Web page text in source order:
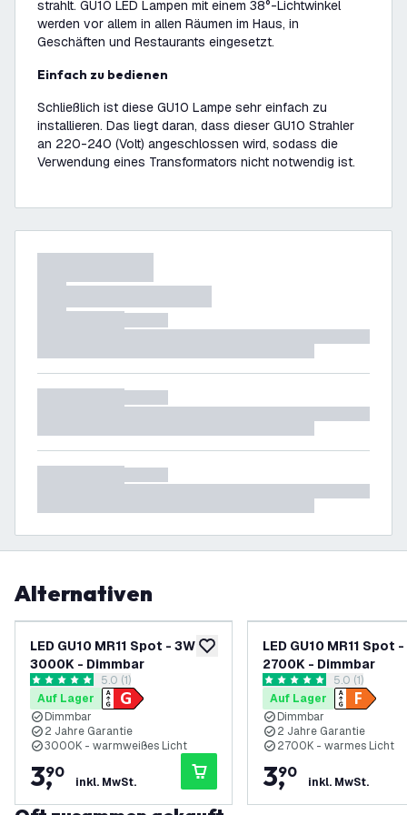
strahlt. GU10 LED Lampen mit einem 38°-Lichtwinkel
werden vor allem in allen Räumen im Haus, in
Geschäften und Restaurants eingesetzt.
Einfach zu bedienen
Schließlich ist diese GU10 Lampe sehr einfach zu
installieren. Das liegt daran, dass dieser GU10 Strahler
an 220-240 (Volt) angeschlossen wird, sodass die
Verwendung eines Transformators nicht notwendig ist.
Alternativen
zur Wunschliste hinzufügen
LED GU10 MR11 Spot - 3W -
3000K - Dimmbar
Bewertungsbereich öffnen
5 Bewertungssterne
5.0 (1)
Auf Lager
Dimmbar
2 Jahre Garantie
3000K - warmweißes Licht
3,
90
inkl. MwSt.
LED GU10 MR11 Spot
2700K - Dimmbar
5 Bewertungssterne
5.0 (1)
Auf Lager
Dimmbar
2 Jahre Garantie
2700K - warmes Licht
3,
90
inkl. MwSt.